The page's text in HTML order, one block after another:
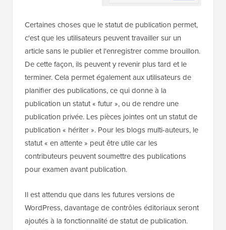
Certaines choses que le statut de publication permet,
c'est que les utilisateurs peuvent travailler sur un
article sans le publier et l'enregistrer comme brouillon.
De cette façon, ils peuvent y revenir plus tard et le
terminer. Cela permet également aux utilisateurs de
planifier des publications, ce qui donne à la
publication un statut « futur », ou de rendre une
publication privée. Les pièces jointes ont un statut de
publication « hériter ». Pour les blogs multi-auteurs, le
statut « en attente » peut être utile car les
contributeurs peuvent soumettre des publications
pour examen avant publication.
Il est attendu que dans les futures versions de
WordPress, davantage de contrôles éditoriaux seront
ajoutés à la fonctionnalité de statut de publication.